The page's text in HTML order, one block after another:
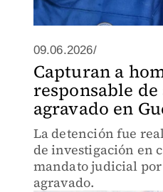
09.06.2026/
Capturan a
responsable
agravado en
La detención fue
de investigación en
mandato judicial por
agravado.